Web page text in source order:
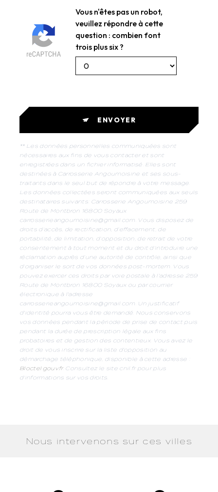
Vous n'êtes pas un robot,
veuillez répondre à cette
question : combien font
trois plus six ?
ENVOYER
** Les données personnelles communiquées sont
nécessaires aux fins de vous contacter et sont
enregistrées dans un fichier informatisé. Elles sont
destinées à Carrosserie Angoumoisine et ses sous-
traitants dans le seul but de répondre à votre message.
Les données collectées seront communiquées aux seuls
destinataires suivants: Carrosserie Angoumoisine 259
Route de Montbron 16800 Soyaux
carrosserieangoumoisine@gmail.com. Vous disposez de
droits d’accès, de rectification, d’effacement, de
portabilité, de limitation, d’opposition, de retrait de votre
consentement à tout moment et du droit d’introduire une
réclamation auprès d’une autorité de contrôle, ainsi que
d’organiser le sort de vos données post-mortem. Vous
pouvez exercer ces droits par voie postale à l'adresse 259
Route de Montbron 16800 Soyaux ou par courrier
électronique à l'adresse
carrosserieangoumoisine@gmail.com. Un justificatif
d'identité pourra vous être demandé. Nous conservons
vos données pendant la période de prise de contact puis
pendant la durée de prescription légale aux fins
probatoires et de gestion des contentieux. Vous avez le
droit de vous inscrire sur la liste d'opposition au
démarchage téléphonique, disponible à cette adresse :
Bloctel.gouv.fr. Consultez le site cnil.fr pour plus
d’informations sur vos droits.
Nous intervenons sur ces villes